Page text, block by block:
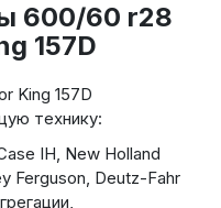
600/60 r28
157D
King 157D
технику:
IH, New Holland
Ferguson, Deutz-Fahr